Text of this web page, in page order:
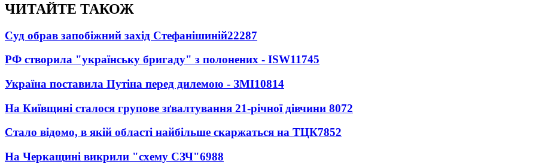
ЧИТАЙТЕ ТАКОЖ
Суд обрав запобіжний захід Стефанішиній22287
РФ створила "українську бригаду" з полонених - ISW11745
Україна поставила Путіна перед дилемою - ЗМІ10814
На Київщині сталося групове зґвалтування 21-річної дівчини 8072
Стало відомо, в якій області найбільше скаржаться на ТЦК7852
На Черкащині викрили "схему СЗЧ"6988